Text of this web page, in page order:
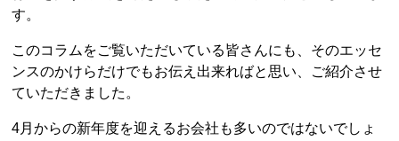
す。
このコラムをご覧いただいている皆さんにも、そのエッセ
ンスのかけらだけでもお伝え出来ればと思い、ご紹介させ
ていただきました。
4月からの新年度を迎えるお会社も多いのではないでしょ